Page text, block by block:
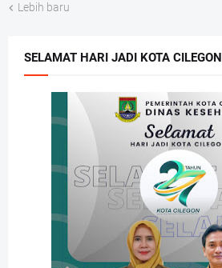
Lebih baru
SELAMAT HARI JADI KOTA CILEGON